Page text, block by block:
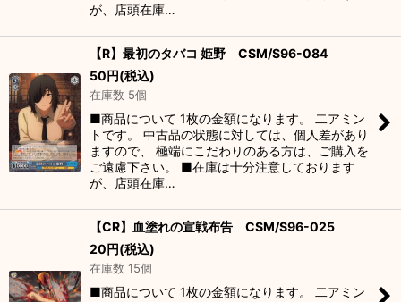
が、店頭在庫…
【R】最初のタバコ 姫野 CSM/S96-084
50円(税込)
在庫数 5個
■商品について 1枚の金額になります。 二アミン
トです。 中古品の状態に対しては、個人差があり
ますので、 極端にこだわりのある方は、ご購入を
ご遠慮下さい。 ■在庫は十分注意しております
が、店頭在庫…
【CR】血塗れの宣戦布告 CSM/S96-025
20円(税込)
在庫数 15個
■商品について 1枚の金額になります。 二アミン